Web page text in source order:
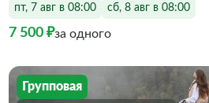
пт, 7 авг в 08:00 сб, 8 авг в 08:00
7 500 ₽за одного
Групповая